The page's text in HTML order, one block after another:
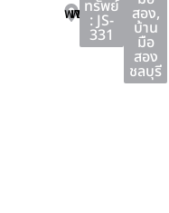
พานทอง
พานทอง
ชลบุรี
ทรัพย์
: JS-
331
สอง,
บ้าน
มือ
สอง
ชลบุรี